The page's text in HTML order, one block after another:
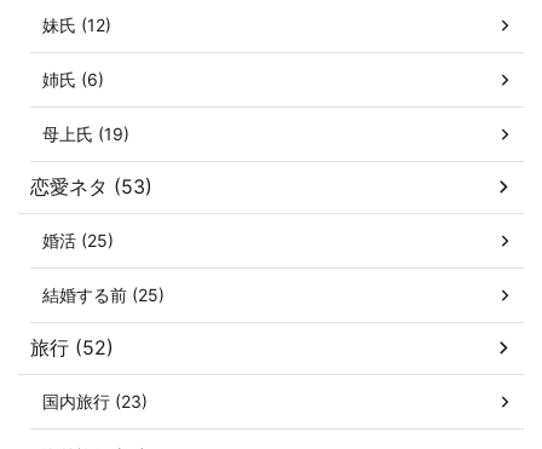
妹氏 (12)
姉氏 (6)
母上氏 (19)
恋愛ネタ (53)
婚活 (25)
結婚する前 (25)
旅行 (52)
国内旅行 (23)